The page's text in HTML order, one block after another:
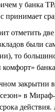
у банка
отметить
были
то
комфорт»
закрытии
в Мираф-